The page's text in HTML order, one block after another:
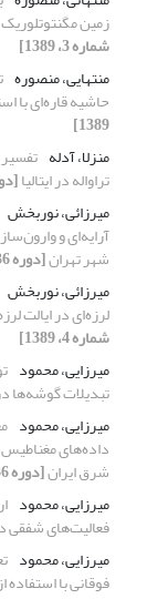
زمین
شماره 3، 1389]
منتهایی، منصوره
حاشیه قاره‌ای با
1389]
منزلا، آدله
تراواله در ایتالیا[دوره
میرزائی، نوربخش
آرایه‌ای و
شهر تهران[دوره 36، شماره 4، 1389]
میرزائی، نوربخش
لرزه‌ای در ایالت
شماره 4، 1389]
میرزایی، محمود
تبدیلات گوشه‌ها
میرزایی، محمود
داده‌های
شرق ایران[دوره 36، شماره 1، 1389]
میرزایی، محمود
فعالیت‌های شفقی
میرزایی، محمود
فوقانی با استفاده